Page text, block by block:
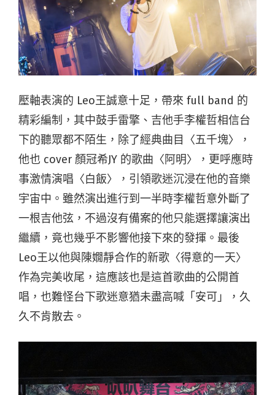
壓軸表演的 Leo王誠意十足，帶來 full band 的
精彩編制，其中鼓手雷擎、吉他手李權哲相信台
下的聽眾都不陌生，除了經典曲目〈五千塊〉，
他也 cover 顏冠希JY 的歌曲〈阿明〉，更呼應時
事激情演唱〈白飯〉，引領歌迷沉浸在他的音樂
宇宙中。雖然演出進行到一半時李權哲意外斷了
一根吉他弦，不過沒有備案的他只能選擇讓演出
繼續，竟也幾乎不影響他接下來的發揮。最後
Leo王以他與陳嫺靜合作的新歌〈得意的一天〉
作為完美收尾，這應該也是這首歌曲的公開首
唱，也難怪台下歌迷意猶未盡高喊「安可」，久
久不肯散去。